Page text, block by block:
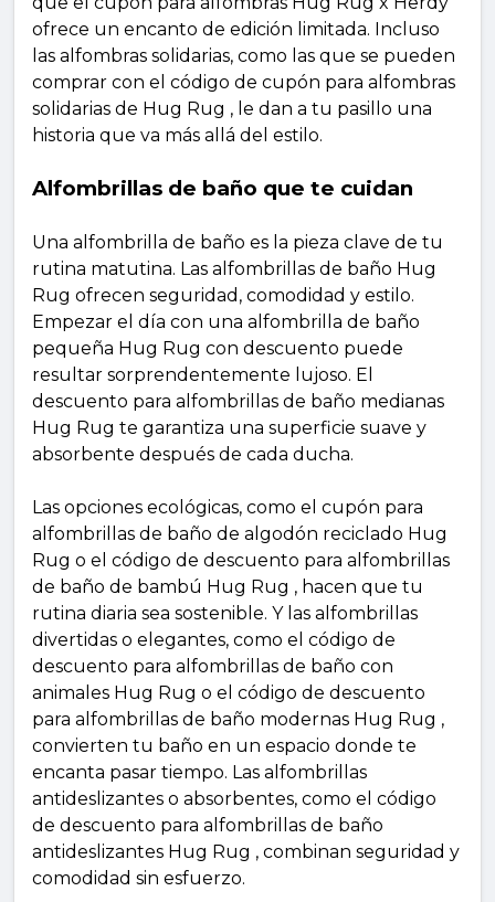
ofrece un encanto de edición limitada. Incluso
las alfombras solidarias, como las que se pueden
comprar con el código de cupón para alfombras
solidarias de Hug Rug , le dan a tu pasillo una
historia que va más allá del estilo.
Alfombrillas de baño que te cuidan
Una alfombrilla de baño es la pieza clave de tu
rutina matutina. Las alfombrillas de baño Hug
Rug ofrecen seguridad, comodidad y estilo.
Empezar el día con una alfombrilla de baño
pequeña Hug Rug con descuento puede
resultar sorprendentemente lujoso. El
descuento para alfombrillas de baño medianas
Hug Rug te garantiza una superficie suave y
absorbente después de cada ducha.
Las opciones ecológicas, como el cupón para
alfombrillas de baño de algodón reciclado Hug
Rug o el código de descuento para alfombrillas
de baño de bambú Hug Rug , hacen que tu
rutina diaria sea sostenible. Y las alfombrillas
divertidas o elegantes, como el código de
descuento para alfombrillas de baño con
animales Hug Rug o el código de descuento
para alfombrillas de baño modernas Hug Rug ,
convierten tu baño en un espacio donde te
encanta pasar tiempo. Las alfombrillas
antideslizantes o absorbentes, como el código
de descuento para alfombrillas de baño
antideslizantes Hug Rug , combinan seguridad y
comodidad sin esfuerzo.